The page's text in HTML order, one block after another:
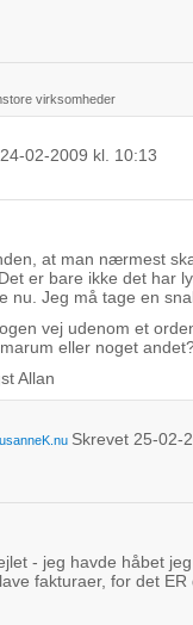
virksomheder
24-02-2009 kl. 10:13
at man nærmest
er bare ikke det har
nu. Jeg må tage en
vej udenom et
eller noget
Allan
Skrevet 25-02-
- jeg havde håbet
fakturaer, for det